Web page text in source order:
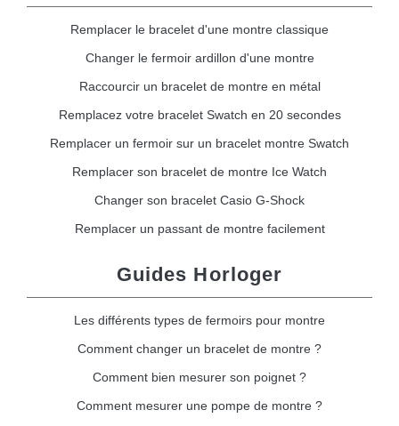
Remplacer le bracelet d'une montre classique
Changer le fermoir ardillon d'une montre
Raccourcir un bracelet de montre en métal
Remplacez votre bracelet Swatch en 20 secondes
Remplacer un fermoir sur un bracelet montre Swatch
Remplacer son bracelet de montre Ice Watch
Changer son bracelet Casio G-Shock
Remplacer un passant de montre facilement
Guides Horloger
Les différents types de fermoirs pour montre
Comment changer un bracelet de montre ?
Comment bien mesurer son poignet ?
Comment mesurer une pompe de montre ?